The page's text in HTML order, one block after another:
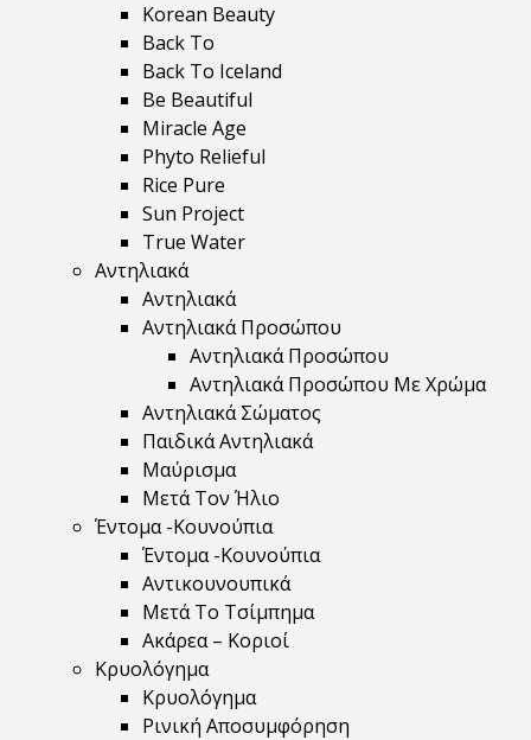
Korean Beauty
Back To
Back To Iceland
Be Beautiful
Miracle Age
Phyto Relieful
Rice Pure
Sun Project
True Water
Αντηλιακά
Αντηλιακά
Αντηλιακά Προσώπου
Αντηλιακά Προσώπου
Αντηλιακά Προσώπου Με Χρώμα
Αντηλιακά Σώματος
Παιδικά Αντηλιακά
Μαύρισμα
Mετά Τον Ήλιο
Έντομα -Κουνούπια
Έντομα -Κουνούπια
Αντικουνουπικά
Μετά Το Τσίμπημα
Ακάρεα – Κοριοί
Κρυολόγημα
Κρυολόγημα
Ρινική Αποσυμφόρηση